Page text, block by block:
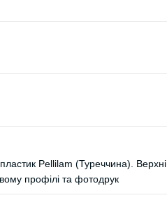
Pellilam (Туреччина). Верхні
профілі та фотодрук